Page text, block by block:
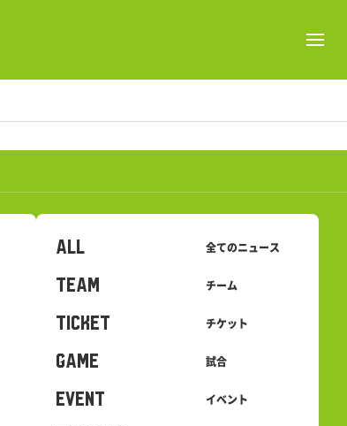
ALL 全てのニュース
TEAM チーム
TICKET チケット
GAME 試合
EVENT イベント